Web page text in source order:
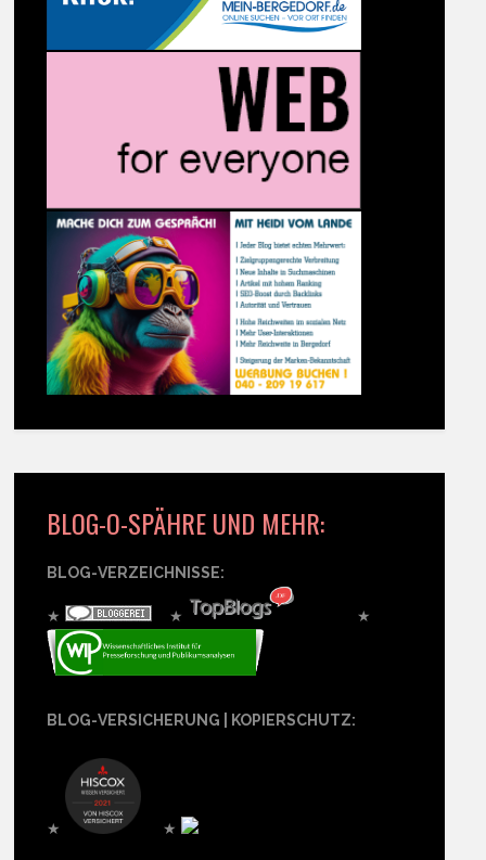
BLOG-O-SPÄHRE UND MEHR:
BLOG-VERZEICHNISSE:
★ ★ ★
BLOG-VERSICHERUNG | KOPIERSCHUTZ:
★ ★